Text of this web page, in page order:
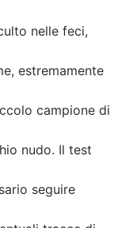
nelle feci,
estremamente
campione di
nudo. Il test
seguire